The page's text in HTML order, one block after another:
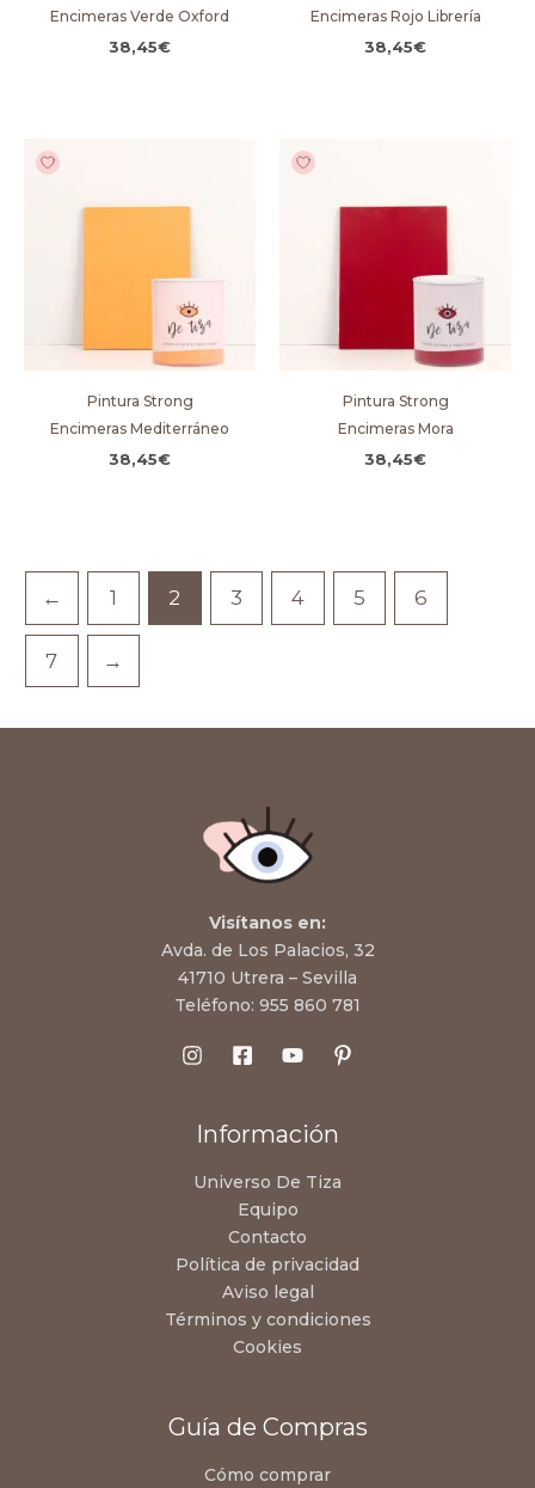
Encimeras Verde Oxford
38,45€
Encimeras Rojo Librería
38,45€
Pintura Strong
Encimeras Mediterráneo
38,45€
Pintura Strong
Encimeras Mora
38,45€
← 1 2 3 4 5 6
7 →
Visítanos en:
Avda. de Los Palacios, 32
41710 Utrera – Sevilla
Teléfono: 955 860 781
Información
Universo De Tiza
Equipo
Contacto
Política de privacidad
Aviso legal
Términos y condiciones
Cookies
Guía de Compras
Cómo comprar